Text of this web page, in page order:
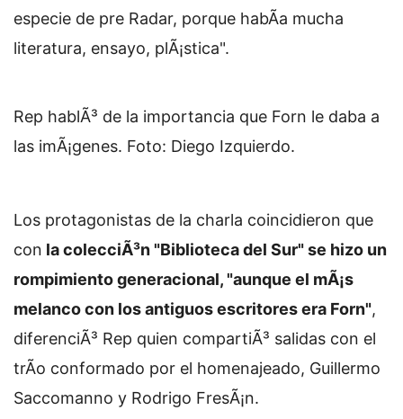
especie de pre Radar, porque habÃ­a mucha
literatura, ensayo, plÃ¡stica".
Rep hablÃ³ de la importancia que Forn le daba a
las imÃ¡genes. Foto: Diego Izquierdo.
Los protagonistas de la charla coincidieron que
con la colecciÃ³n "Biblioteca del Sur" se hizo un
rompimiento generacional, "aunque el mÃ¡s
melanco con los antiguos escritores era Forn",
diferenciÃ³ Rep quien compartiÃ³ salidas con el
trÃ­o conformado por el homenajeado, Guillermo
Saccomanno y Rodrigo FresÃ¡n.